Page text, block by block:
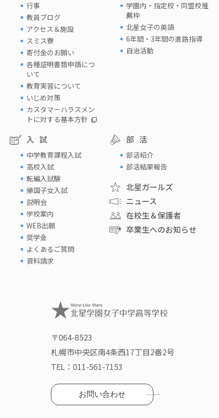
行事
教員ブログ
アクセス＆施設
スミス寮
寄付金のお願い
各種証明書類申請につ
いて
教育実習について
いじめ対策
カスタマーハラスメン
トに対する基本方針
学園内・指定校・同盟校推
薦枠
北星女子の英語
6年間・3年間の進路指導
自治活動
入試
中学教育課程入試
高校入試
転編入試験
帰国子女入試
説明会
学校案内
WEB出願
奨学金
よくあるご質問
資料請求
部活
部活紹介
部活結果報告
北星ガールズ
ニュース
在校生＆保護者
卒業生へのお知らせ
〒064-8523
札幌市中央区南4条西17丁目2番2号
TEL： 011-561-7153
お問い合わせ